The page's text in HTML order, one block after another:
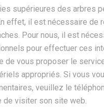
supérieures des arbres
effet, il est nécessaire de
Pour nous, il est
pour effectuer ces
de vous proposer le
appropriés. Si vous
veuillez le
de visiter son site web.